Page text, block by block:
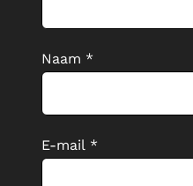
Naam *
E-mail *